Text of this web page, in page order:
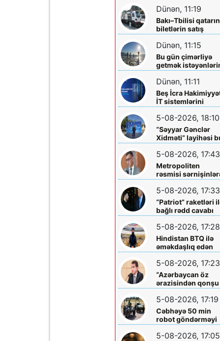
çıxarılır
Dünən, 11:19
Bakı–Tbilisi
biletlərin satış
müddəti artırılır
Dünən, 11:15
Bu gün çimərliyə
getmək
diqqətinə!
Dünən, 11:11
Beş İcra
İT sistemlərini
“Hökumət
buludu”na köçürdü
5-08-2026, 18:10
“Səyyar Gənclər
Xidməti” layihəsi
dəfə
5-08-2026, 17:43
Metropoliten
rəsmisi
çıxış yolu göstərdi
5-08-2026, 17:33
“Patriot” raketləri
bağlı rədd cavabı
aldı
5-08-2026, 17:28
Hindistan BTQ ilə
əməkdaşlıq edən
hüquq
təhdid edib
5-08-2026, 17:23
“Azərbaycan öz
ərazisindən qonşu
ölkəyə qarşı
olunmasına icazə
verməz”
5-08-2026, 17:19
Cəbhəyə 50 min
robot göndərməyi
planlaşdırırlar
5-08-2026, 17:05